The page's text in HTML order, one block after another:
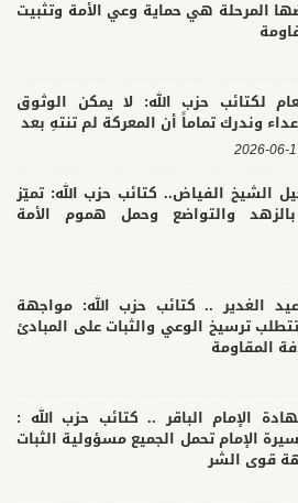
المرحلة هي حماية وعي الأمة وتثبيت
لكتائب حزب الله: لا يمكن الوثوق
وندرك تماماً أن المعركة لم تنتهِ بعد
الشيخ الفياض.. كتائب حزب الله: تميّز
والتواضع وحمل هموم الأمة
الغدير .. كتائب حزب الله: مواجهة
ترسيخ الوعي والثبات على المبادئ
المقاومة
الإمام الباقر .. كتائب حزب الله :
الإمام تحمل الجميع مسؤولية الثبات
قوى الشر